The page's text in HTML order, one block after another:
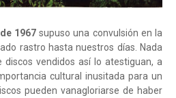
1967supuso una convulsión en la
rastro hasta nuestros días. Nada
vendidos así lo atestiguan, a
cultural inusitada para un
pueden vanagloriarse de haber